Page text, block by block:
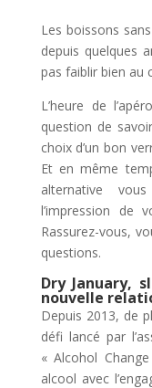
Les boissons
depuis quelques
pas faiblir bien au
L’heure de
question de
choix d’un bon
Et en même
alternative
l’impression de
Rassurez-vous,
questions.
Dry January,
nouvelle
Depuis 2013, de
défi lancé par
« Alcohol
alcool avec